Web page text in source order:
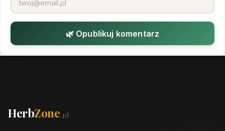
🌿 Opublikuj komentarz
HerbZone.pl